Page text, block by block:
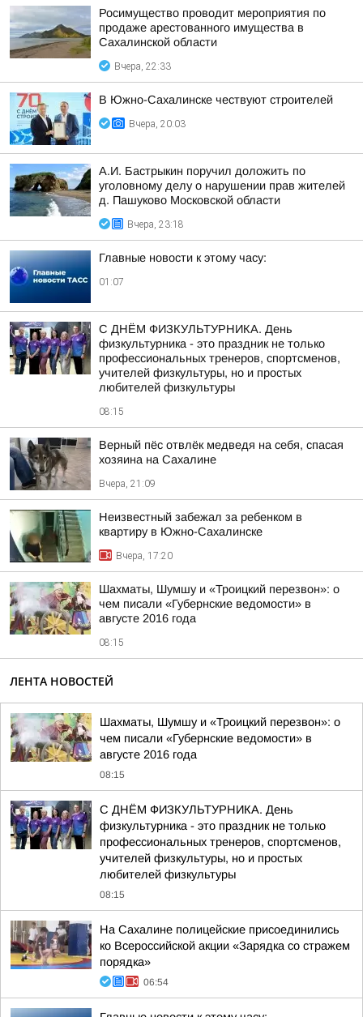
Росимущество проводит мероприятия по
продаже арестованного имущества в
Сахалинской области
Вчера, 22:33
В Южно-Сахалинске чествуют строителей
Вчера, 20:03
А.И. Бастрыкин поручил доложить по
уголовному делу о нарушении прав жителей
д. Пашуково Московской области
Вчера, 23:18
Главные новости к этому часу:
01:07
С ДНЁМ ФИЗКУЛЬТУРНИКА. День
физкультурника - это праздник не только
профессиональных тренеров, спортсменов,
учителей физкультуры, но и простых
любителей физкультуры
08:15
Верный пёс отвлёк медведя на себя, спасая
хозяина на Сахалине
Вчера, 21:09
Неизвестный забежал за ребенком в
квартиру в Южно-Сахалинске
Вчера, 17:20
Шахматы, Шумшу и «Троицкий перезвон»: о
чем писали «Губернские ведомости» в
августе 2016 года
08:15
ЛЕНТА НОВОСТЕЙ
Шахматы, Шумшу и «Троицкий перезвон»: о
чем писали «Губернские ведомости» в
августе 2016 года
08:15
С ДНЁМ ФИЗКУЛЬТУРНИКА. День
физкультурника - это праздник не только
профессиональных тренеров, спортсменов,
учителей физкультуры, но и простых
любителей физкультуры
08:15
На Сахалине полицейские присоединились
ко Всероссийской акции «Зарядка со стражем
порядка»
06:54